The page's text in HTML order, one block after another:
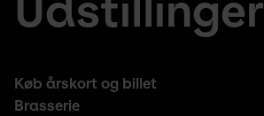
Footer
middle
Køb årskort og billet
Brasserie